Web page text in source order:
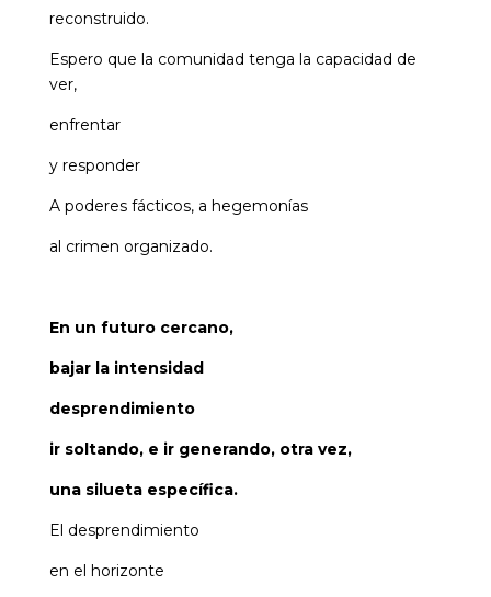
reconstruido.
Espero que la comunidad tenga la capacidad de
ver,
enfrentar
y responder
A poderes fácticos, a hegemonías
al crimen organizado.
En un futuro cercano,
bajar la intensidad
desprendimiento
ir soltando, e ir generando, otra vez,
una silueta específica.
El desprendimiento
en el horizonte